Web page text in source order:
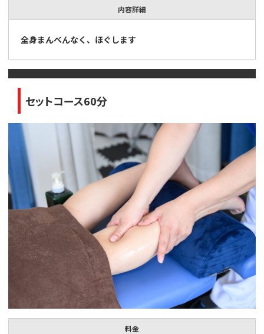
内容詳細
全身まんべんなく、ほぐします
セットコース60分
料金